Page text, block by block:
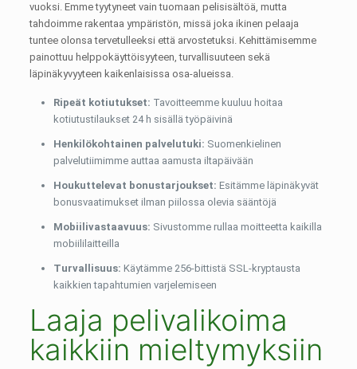
vuoksi. Emme tyytyneet vain tuomaan pelisisältöä, mutta
tahdoimme rakentaa ympäristön, missä joka ikinen pelaaja
tuntee olonsa tervetulleeksi että arvostetuksi. Kehittämisemme
painottuu helppokäyttöisyyteen, turvallisuuteen sekä
läpinäkyvyyteen kaikenlaisissa osa-alueissa.
Ripeät kotiutukset: Tavoitteemme kuuluu hoitaa
kotiutustilaukset 24 h sisällä työpäivinä
Henkilökohtainen palvelutuki: Suomenkielinen
palvelutiimimme auttaa aamusta iltapäivään
Houkuttelevat bonustarjoukset: Esitämme läpinäkyvät
bonusvaatimukset ilman piilossa olevia sääntöjä
Mobiilivastaavuus: Sivustomme rullaa moitteetta kaikilla
mobiililaitteilla
Turvallisuus: Käytämme 256-bittistä SSL-kryptausta
kaikkien tapahtumien varjelemiseen
Laaja pelivalikoima
kaikkiin mieltymyksiin